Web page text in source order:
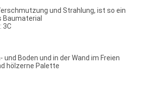
und Strahlung, ist so ein
3C
Boden und in der Wand im Freien
hölzerne Palette